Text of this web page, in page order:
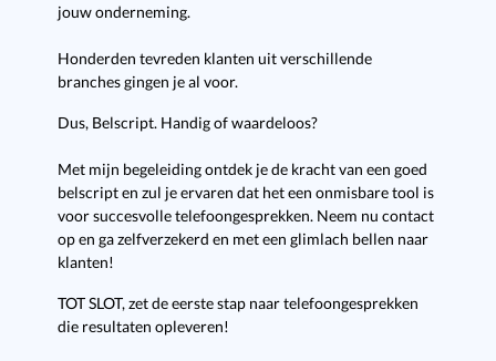
jouw onderneming.
Honderden tevreden klanten uit verschillende
branches gingen je al voor.
Dus, Belscript. Handig of waardeloos?
Met mijn begeleiding ontdek je de kracht van een goed
belscript en zul je ervaren dat het een onmisbare tool is
voor succesvolle telefoongesprekken. Neem nu contact
op en ga zelfverzekerd en met een glimlach bellen naar
klanten!
TOT SLOT, zet de eerste stap naar telefoongesprekken
die resultaten opleveren!